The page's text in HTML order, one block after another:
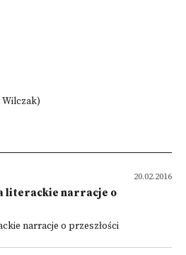
Wilczak)
20.02.2016
literackie narracje o
narracje o przeszłości